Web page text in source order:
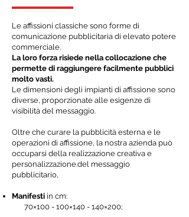
Le affissioni classiche sono forme di
comunicazione pubblicitaria di elevato potere
commerciale.
La loro forza risiede nella collocazione che
permette di raggiungere facilmente pubblici
molto vasti.
Le dimensioni degli impianti di affissione sono
diverse, proporzionate alle esigenze di
visibilità del messaggio.
Oltre che curare la pubblicità esterna e le
operazioni di affissione, la nostra azienda può
occuparsi della realizzazione creativa e
personalizzazione.del messaggio
pubblicitario,
Manifesti in cm:
70×100 - 100×140 - 140×200;